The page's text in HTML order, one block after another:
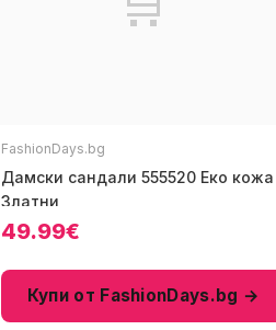
FashionDays.bg
Дамски сандали 555520 Еко кожа
Златни
49.99€
Купи от FashionDays.bg →